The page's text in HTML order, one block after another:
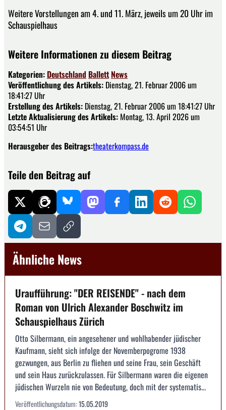
Weitere Vorstellungen am 4. und 11. März, jeweils um 20 Uhr im
Schauspielhaus
Weitere Informationen zu diesem Beitrag
Kategorien: Deutschland Ballett News
Veröffentlichung des Artikels: Dienstag, 21. Februar 2006 um
18:41:27 Uhr
Erstellung des Artikels: Dienstag, 21. Februar 2006 um 18:41:27 Uhr
Letzte Aktualisierung des Artikels: Montag, 13. April 2026 um
03:54:51 Uhr
Herausgeber des Beitrags:theaterkompass.de
Teile den Beitrag auf
Ähnliche News
Uraufführung: "DER REISENDE" - nach dem
Roman von Ulrich Alexander Boschwitz im
Schauspielhaus Zürich
Otto Silbermann, ein angesehener und wohlhabender jüdischer
Kaufmann, sieht sich infolge der Novemberpogrome 1938
gezwungen, aus Berlin zu fliehen und seine Frau, sein Geschäft
und sein Haus zurückzulassen. Für Silbermann waren die eigenen
jüdischen Wurzeln nie von Bedeutung, doch mit der systematis...
Veröffentlichungsdatum:15.05.2019